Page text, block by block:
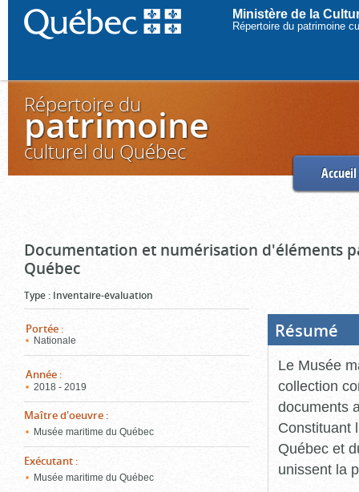
Ministère de la
Répertoire du patrimoine
Répertoire du
patrimoine
culturel du Québec
Accueil
Documentation et numérisation d'éléments
Québec
Type : Inventaire-évaluation
Portée :
Nationale
Année :
2018 - 2019
Maître d'oeuvre :
Musée maritime du Québec
Exécutant :
Musée maritime du Québec
Résumé
Le Musée
collection
documents
Constituant
Québec et
unissent la